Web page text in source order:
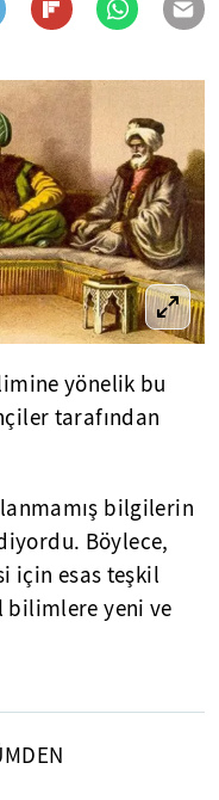
yönelik bu
tarafından
bilgilerin
Böylece,
için esas teşkil
bilimlere yeni ve